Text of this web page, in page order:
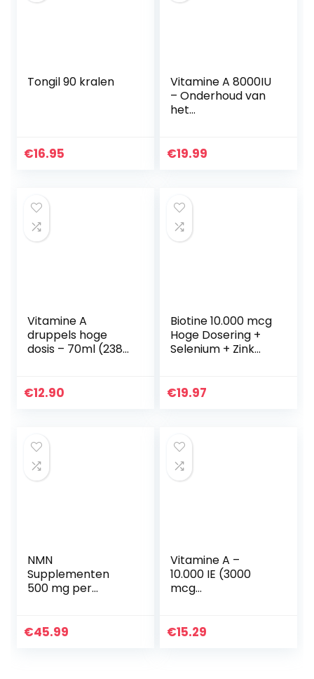
Tongil 90 kralen
€16.95
Vitamine A 8000IU
– Onderhoud van
het
huid – 2400 μg
€19.99
Vitamine A
druppels hoge
dosis – 70ml (2380
vitamine A ester
€12.90
Biotine 10.000 mcg
Hoge Dosering +
Selenium + Zink
Veganistische
€19.97
NMN
Supplementen
500 mg per
€45.99
Vitamine A –
10.000 IE (3000
mcg
1 jaar – Vegan,
€15.29